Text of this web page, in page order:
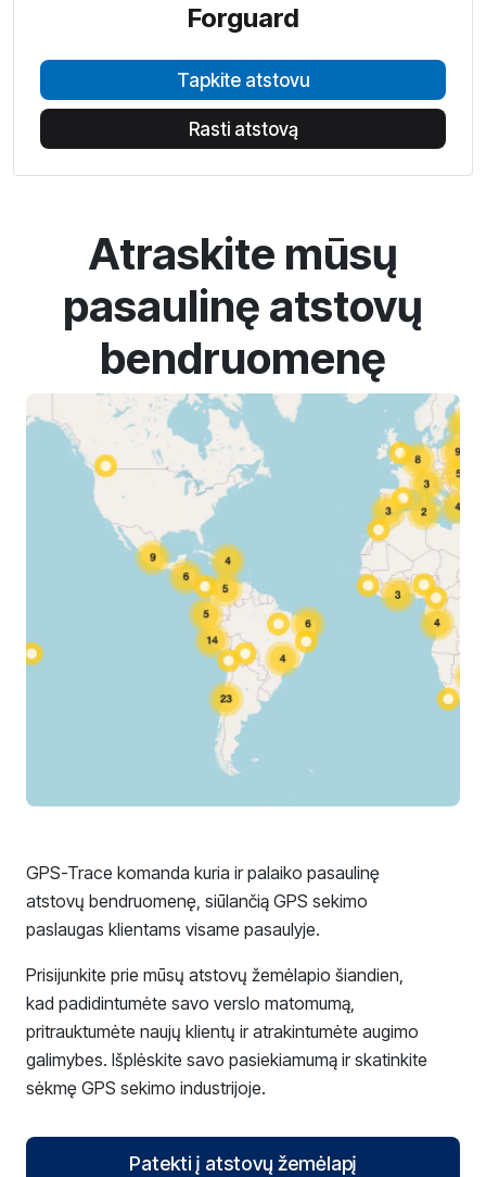
Forguard
Tapkite atstovu
Rasti atstovą
Atraskite mūsų
pasaulinę atstovų
bendruomenę
GPS-Trace komanda kuria ir palaiko pasaulinę
atstovų bendruomenę, siūlančią GPS sekimo
paslaugas klientams visame pasaulyje.
Prisijunkite prie mūsų atstovų žemėlapio šiandien,
kad padidintumėte savo verslo matomumą,
pritrauktumėte naujų klientų ir atrakintumėte augimo
galimybes. Išplėskite savo pasiekiamumą ir skatinkite
sėkmę GPS sekimo industrijoje.
Patekti į atstovų žemėlapį